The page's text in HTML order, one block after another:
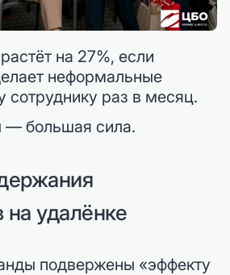
на 27%, если
неформальные
сотруднику раз в месяц.
большая сила.
на удалёнке
подвержены «эффекту